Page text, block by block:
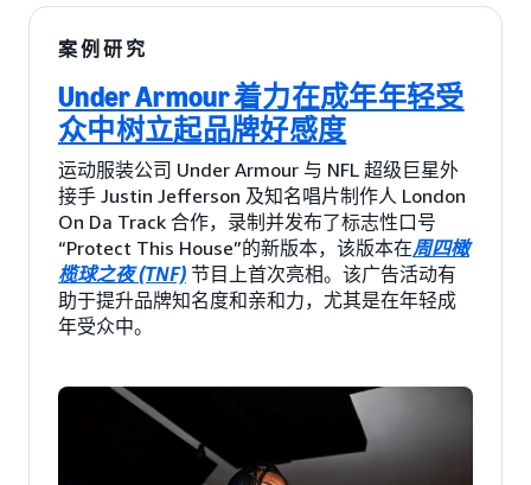
案例研究
Under Armour 着力在成年年轻受
众中树立起品牌好感度
运动服装公司 Under Armour 与 NFL 超级巨星外
接手 Justin Jefferson 及知名唱片制作人 London
On Da Track 合作，录制并发布了标志性口号
“Protect This House”的新版本，该版本在周四橄
榄球之夜 (TNF) 节目上首次亮相。该广告活动有
助于提升品牌知名度和亲和力，尤其是在年轻成
年受众中。